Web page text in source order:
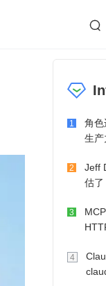

微服务
1
角色
生产
2
Jeff
估了
3
4